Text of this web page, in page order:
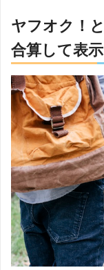
ヤフオク！
合算して表